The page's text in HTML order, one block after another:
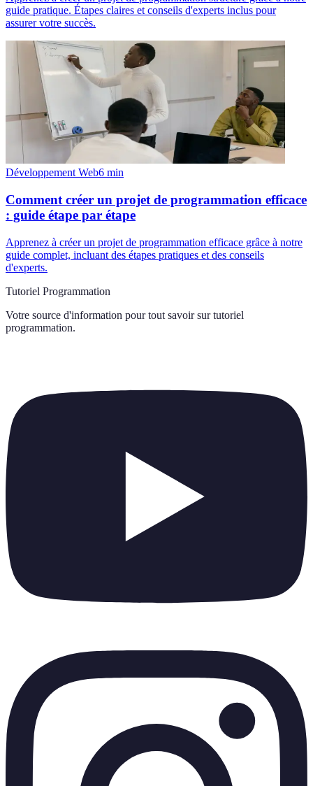
guide pratique. Étapes claires et conseils d'experts inclus pour
assurer votre succès.
Développement Web6 min
Comment créer un projet de programmation efficace
: guide étape par étape
Apprenez à créer un projet de programmation efficace grâce à notre
guide complet, incluant des étapes pratiques et des conseils
d'experts.
Tutoriel Programmation
Votre source d'information pour tout savoir sur tutoriel
programmation.